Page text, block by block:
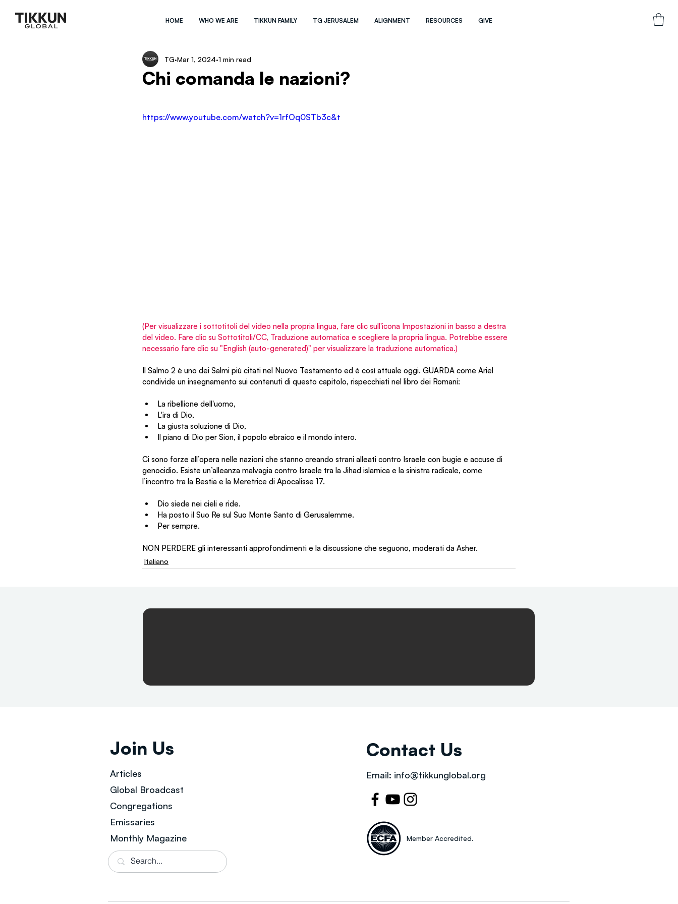
HOME WHO WE ARE TIKKUN FAMILY TG JERUSALEM ALIGNMENT RESOURCES GIVE
Chi comanda le nazioni?
TG Mar 1, 2024 1 min read
https://www.youtube.com/watch?v=1rfOq0STb3c&t
(Per visualizzare i sottotitoli del video nella propria lingua, fare clic sull'icona Impostazioni in basso a destra
del video. Fare clic su Sottotitoli/CC, Traduzione automatica e scegliere la propria lingua. Potrebbe essere
necessario fare clic su "English (auto-generated)" per visualizzare la traduzione automatica.)
Il Salmo 2 è uno dei Salmi più citati nel Nuovo Testamento ed è così attuale oggi. GUARDA come Ariel
condivide un insegnamento sui contenuti di questo capitolo, rispecchiati nel libro dei Romani:
La ribellione dell'uomo,
L'ira di Dio,
La giusta soluzione di Dio,
Il piano di Dio per Sion, il popolo ebraico e il mondo intero.
Ci sono forze all’opera nelle nazioni che stanno creando strani alleati contro Israele con bugie e accuse di
genocidio. Esiste un’alleanza malvagia contro Israele tra la Jihad islamica e la sinistra radicale, come
l’incontro tra la Bestia e la Meretrice di Apocalisse 17.
Dio siede nei cieli e ride.
Ha posto il Suo Re sul Suo Monte Santo di Gerusalemme.
Per sempre.
NON PERDERE gli interessanti approfondimenti e la discussione che seguono, moderati da Asher.
Italiano
Join Us
Articles
Global Broadcast
Congregations
Emissaries
Monthly Magazine
Contact Us
Email: info@tikkunglobal.org
Member Accredited.